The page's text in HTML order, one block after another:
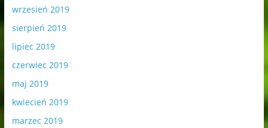
wrzesień 2019
sierpień 2019
lipiec 2019
czerwiec 2019
maj 2019
kwiecień 2019
marzec 2019